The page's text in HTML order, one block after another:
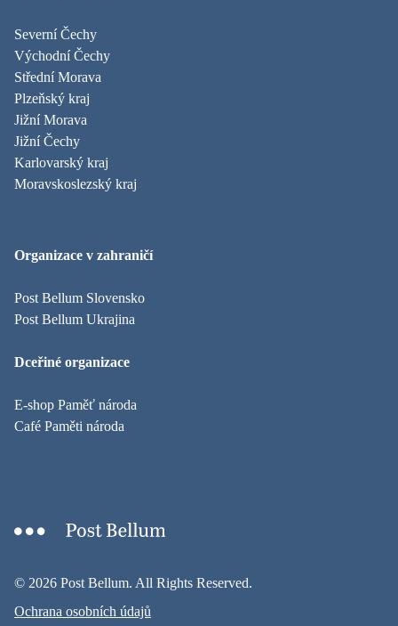
Severní Čechy
Východní Čechy
Střední Morava
Plzeňský kraj
Jižní Morava
Jižní Čechy
Karlovarský kraj
Moravskoslezský kraj
Organizace v zahraničí
Post Bellum Slovensko
Post Bellum Ukrajina
Dceřiné organizace
E-shop Paměť národa
Café Paměti národa
© 2026 Post Bellum. All Rights Reserved.
Ochrana osobních údajů